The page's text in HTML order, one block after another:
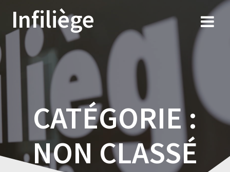
content
Infiliège
CATÉGORIE :
NON CLASSÉ